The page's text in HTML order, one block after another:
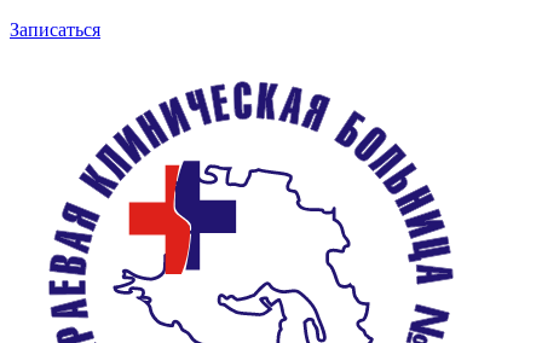
Записаться